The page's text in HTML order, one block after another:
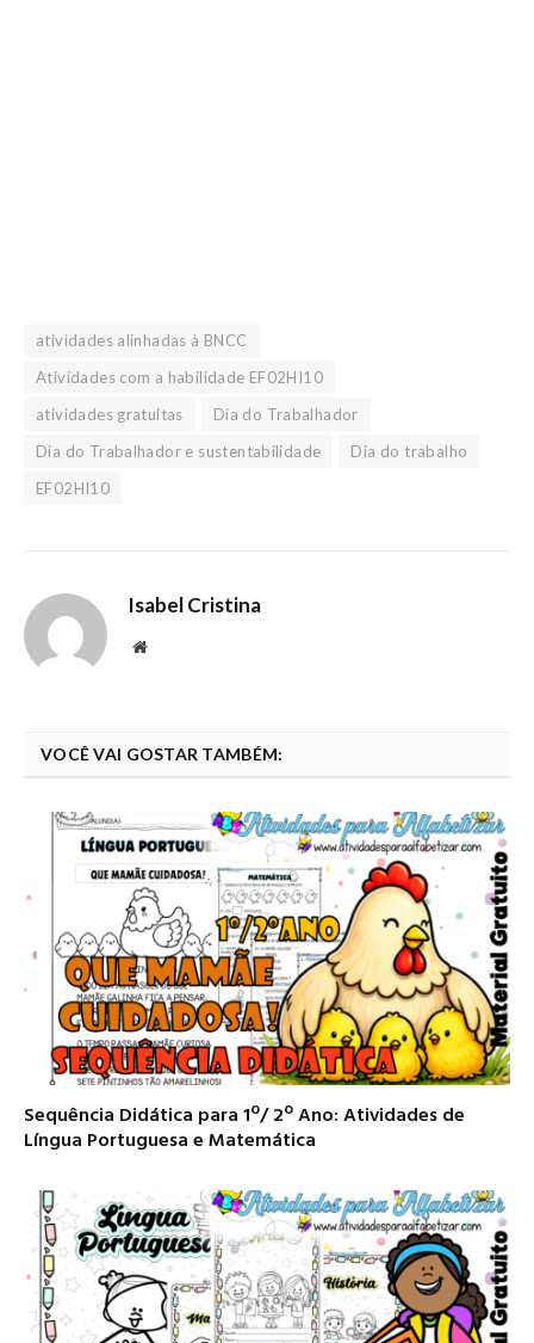
atividades alinhadas à BNCC
Atividades com a habilidade EF02HI10
atividades gratuitas
Dia do Trabalhador
Dia do Trabalhador e sustentabilidade
Dia do trabalho
EF02HI10
Isabel Cristina
Website
VOCÊ VAI GOSTAR TAMBÉM:
Sequência Didática para 1º/ 2º Ano: Atividades de
Língua Portuguesa e Matemática